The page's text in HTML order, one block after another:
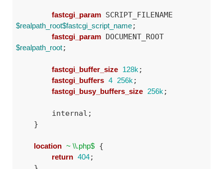
fastcgi_param
$realpath_root$fastcgi_script_name;
fastcgi_param
$realpath_root;
fastcgi_buffer_size 128k ;
fastcgi_buffers 4 256k ;
fastcgi_busy_buffers_size 256k ;
location ~ \\.php$ {
return 404;